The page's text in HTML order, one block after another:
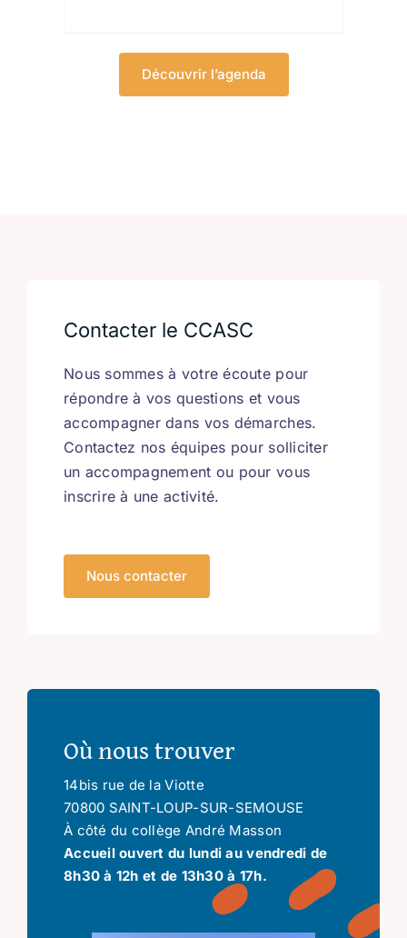
Découvrir l’agenda
Contacter le CCASC
Nous sommes à votre écoute pour
répondre à vos questions et vous
accompagner dans vos démarches.
Contactez nos équipes pour solliciter
un accompagnement ou pour vous
inscrire à une activité.
Nous contacter
Où nous trouver
14bis rue de la Viotte
70800 SAINT-LOUP-SUR-SEMOUSE
À côté du collège André Masson
Accueil ouvert du lundi au vendredi de
8h30 à 12h et de 13h30 à 17h.